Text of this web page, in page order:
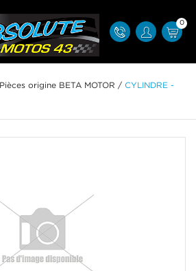
0
Pièces origine BETA MOTOR / CYLINDRE -